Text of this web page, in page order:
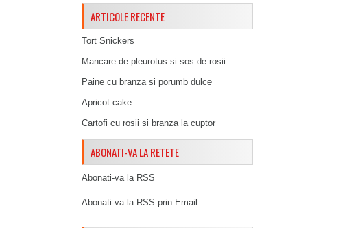
ARTICOLE RECENTE
Tort Snickers
Mancare de pleurotus si sos de rosii
Paine cu branza si porumb dulce
Apricot cake
Cartofi cu rosii si branza la cuptor
ABONATI-VA LA RETETE
Abonati-va la RSS
Abonati-va la RSS prin Email